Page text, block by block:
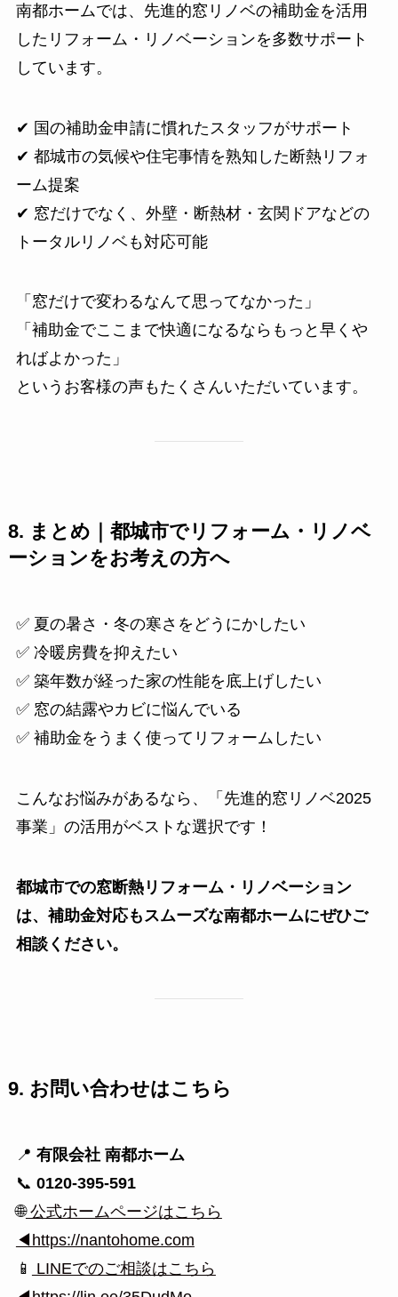
南都ホームでは、先進的窓リノベの補助金を活用
したリフォーム・リノベーションを多数サポート
しています。
✔ 国の補助金申請に慣れたスタッフがサポート
✔ 都城市の気候や住宅事情を熟知した断熱リフォ
ーム提案
✔ 窓だけでなく、外壁・断熱材・玄関ドアなどの
トータルリノベも対応可能
「窓だけで変わるなんて思ってなかった」
「補助金でここまで快適になるならもっと早くや
ればよかった」
というお客様の声もたくさんいただいています。
8. まとめ｜都城市でリフォーム・リノベ
ーションをお考えの方へ
✅ 夏の暑さ・冬の寒さをどうにかしたい
✅ 冷暖房費を抑えたい
✅ 築年数が経った家の性能を底上げしたい
✅ 窓の結露やカビに悩んでいる
✅ 補助金をうまく使ってリフォームしたい
こんなお悩みがあるなら、「先進的窓リノベ2025
事業」の活用がベストな選択です！
都城市での窓断熱リフォーム・リノベーション
は、補助金対応もスムーズな南都ホームにぜひご
相談ください。
9. お問い合わせはこちら
📍 有限会社 南都ホーム
📞 0120-395-591
🌐公式ホームページはこちら
◀https://nantohome.com
📱 LINEでのご相談はこちら